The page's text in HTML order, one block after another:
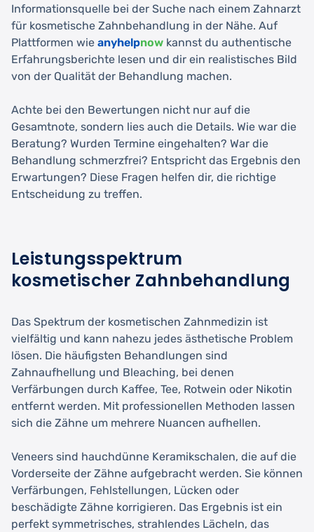
Informationsquelle bei der Suche nach einem Zahnarzt
für kosmetische Zahnbehandlung in der Nähe. Auf
Plattformen wie anyhelpnow kannst du authentische
Erfahrungsberichte lesen und dir ein realistisches Bild
von der Qualität der Behandlung machen.
Achte bei den Bewertungen nicht nur auf die
Gesamtnote, sondern lies auch die Details. Wie war die
Beratung? Wurden Termine eingehalten? War die
Behandlung schmerzfrei? Entspricht das Ergebnis den
Erwartungen? Diese Fragen helfen dir, die richtige
Entscheidung zu treffen.
Leistungsspektrum
kosmetischer Zahnbehandlung
Das Spektrum der kosmetischen Zahnmedizin ist
vielfältig und kann nahezu jedes ästhetische Problem
lösen. Die häufigsten Behandlungen sind
Zahnaufhellung und Bleaching, bei denen
Verfärbungen durch Kaffee, Tee, Rotwein oder Nikotin
entfernt werden. Mit professionellen Methoden lassen
sich die Zähne um mehrere Nuancen aufhellen.
Veneers sind hauchdünne Keramikschalen, die auf die
Vorderseite der Zähne aufgebracht werden. Sie können
Verfärbungen, Fehlstellungen, Lücken oder
beschädigte Zähne korrigieren. Das Ergebnis ist ein
perfekt symmetrisches, strahlendes Lächeln, das